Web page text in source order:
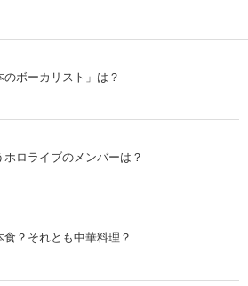
ボーカリスト」は？
ロライブのメンバーは？
？それとも中華料理？